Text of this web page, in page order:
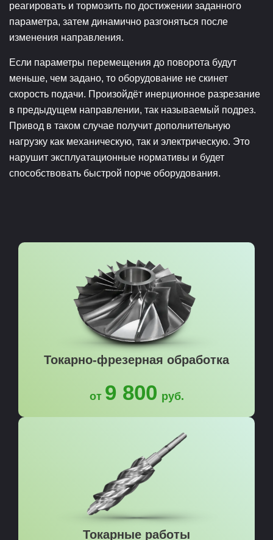
реагировать и тормозить по достижении заданного
параметра, затем динамично разгоняться после
изменения направления.
Если параметры перемещения до поворота будут
меньше, чем задано, то оборудование не скинет
скорость подачи. Произойдёт инерционное разрезание
в предыдущем направлении, так называемый подрез.
Привод в таком случае получит дополнительную
нагрузку как механическую, так и электрическую. Это
нарушит эксплуатационные нормативы и будет
способствовать быстрой порче оборудования.
Токарно-фрезерная обработка
от 9 800 руб.
Токарные работы